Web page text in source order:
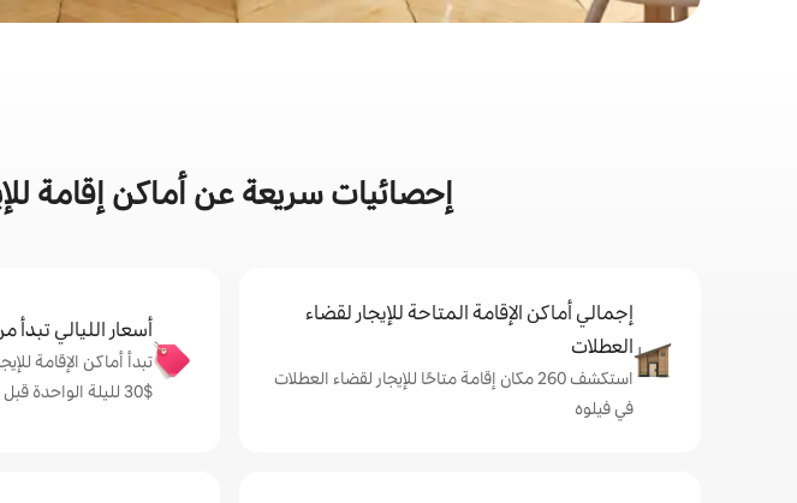
إحصائيات سريعة عن أماكن إقامة
إجمالي أماكن الإقامة المتاحة للإيجار لقضاء
العطلات
استكشف 260 مكان إقامة متاحًا للإيجار لقضاء العطلات
في فيلوه
أسعار الليالي تبدأ
تبدأ أماكن الإقامة
$‏30 لليلة الواحدة قبل احتساب الضرائب والرسوم